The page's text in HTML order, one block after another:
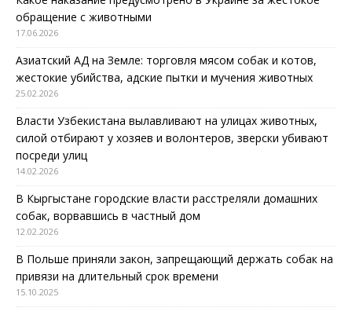
обращение с животными
17.06.2026
Азиатский АД на Земле: торговля мясом собак и котов,
жестокие убийства, адские пытки и мучения животных
25.02.2026
Власти Узбекистана вылавливают на улицах животных,
силой отбирают у хозяев и волонтеров, зверски убивают
посреди улиц
14.02.2026
В Кыргыстане городские власти расстреляли домашних
собак, ворвавшись в частный дом
12.02.2026
В Польше приняли закон, запрещающий держать собак на
привязи на длительный срок времени
15.10.2025